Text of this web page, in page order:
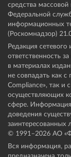
средства
Федеральной
информационных
(Роскомнадзор)
Редакция сетевого
ответственность
в материалах
не совпадать как с
Compliance», так и
осуществляющих
сфере. Информация
доведения
заинтересованных
© 1991–2026 АО
Вся информация,